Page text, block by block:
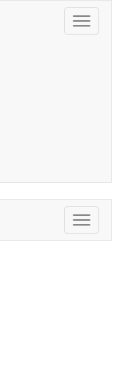
Toggle
Toggle